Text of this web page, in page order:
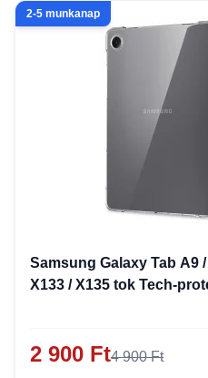
2-5 munkanap
Samsung Galaxy Tab A9 /
X133 / X135 tok Tech-
2 900 Ft4 900 Ft